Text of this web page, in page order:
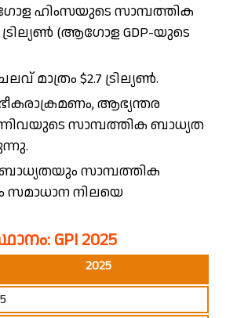
ഹിംസയുടെ സാമ്പത്തിക
ട്രില്യൺ (ആഗോള GDP-യുടെ
മാത്രം $2.7 ട്രില്യൺ.
ആഭ്യന്തര
സാമ്പത്തിക ബാധ്യത
സാമ്പത്തിക
സമാധാന നിലയെ
GPI 2025
2025